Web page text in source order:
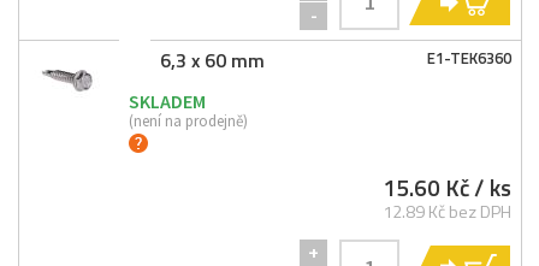
-
E1-TEK6360
6,3 x 60 mm
SKLADEM
(není na prodejně)
15.60 Kč/ ks
12.89 Kč bez DPH
+